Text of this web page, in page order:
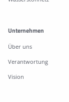
Unternehmen
Über uns
Verantwortung
Vision